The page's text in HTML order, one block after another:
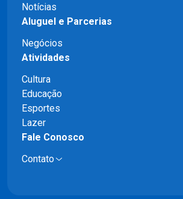
Notícias
Aluguel e Parcerias
Negócios
Atividades
Cultura
Educação
Esportes
Lazer
Fale Conosco
Contato